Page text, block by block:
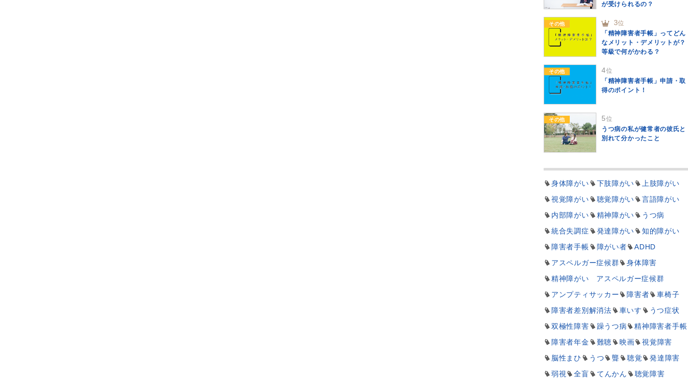
が受けられるの？
その他 3位
「精神障害者手帳」ってどん
なメリット・デメリットが？
等級で何がかわる？
その他 4位
「精神障害者手帳」申請・取
得のポイント！
その他 5位
うつ病の私が健常者の彼氏と
別れて分かったこと
身体障がい 下肢障がい
上肢障がい
視覚障がい
聴覚障がい
言語障がい
内部障がい
精神障がい
うつ病
統合失調症
発達障がい
知的障がい
障害者手帳
障がい者
ADHD
アスペルガー症候群
身体障害
精神障がい アスペルガー症候群
アンプティサッカー
障害者
車椅子
障害者差別解消法
車いす
うつ症状
双極性障害
躁うつ病
精神障害者手帳
障害者年金
難聴 映画
視覚障害
脳性まひ
うつ 聾 聴覚
発達障害
弱視
全盲 てんかん
聴覚障害